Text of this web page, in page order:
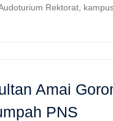
Rektorat,
Amai
PNS